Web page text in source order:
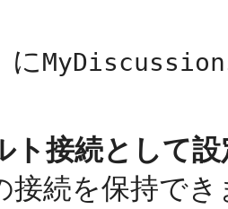
に
ト接続として
接続を保持で